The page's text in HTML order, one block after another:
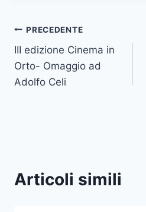
Navigazione
articoli
PRECEDENTE
III edizione Cinema in
Orto- Omaggio ad
Adolfo Celi
Articoli simili